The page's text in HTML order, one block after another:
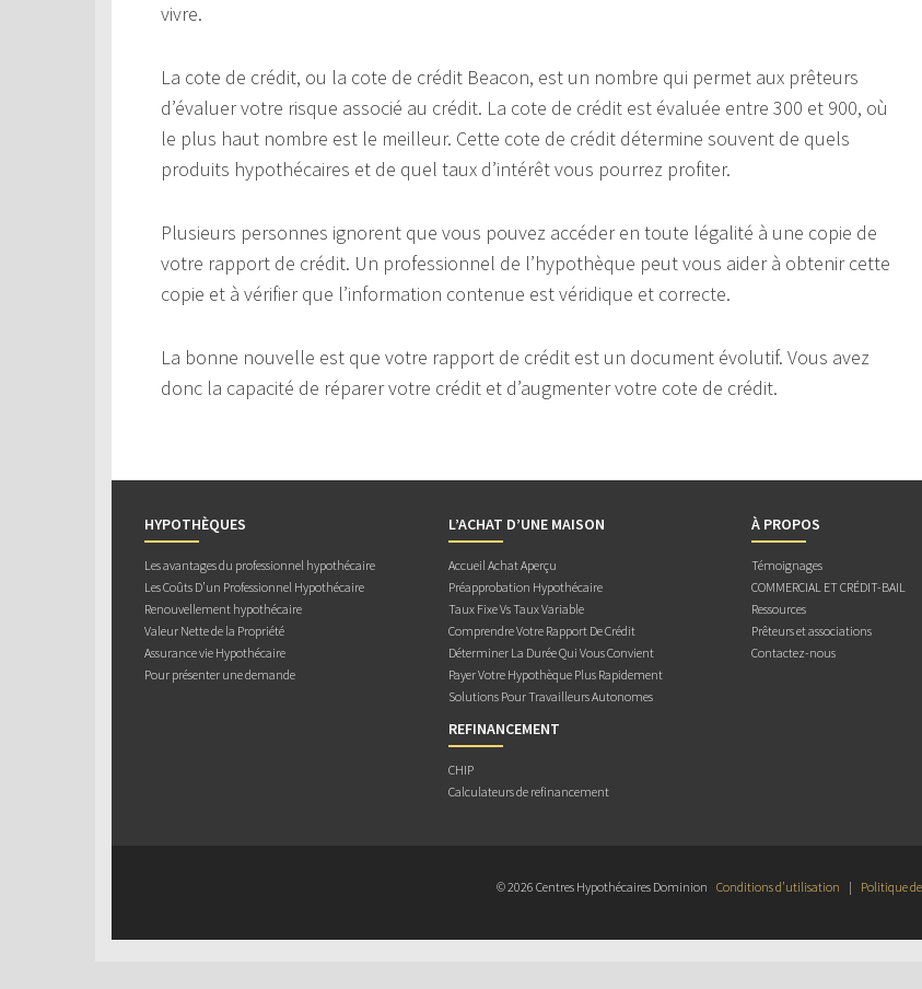
vivre.
La cote de crédit, ou la cote de crédit Beacon, est un nombre qui permet aux prêteurs
d’évaluer votre risque associé au crédit. La cote de crédit est évaluée entre 300 et 900, où
le plus haut nombre est le meilleur. Cette cote de crédit détermine souvent de quels
produits hypothécaires et de quel taux d’intérêt vous pourrez profiter.
Plusieurs personnes ignorent que vous pouvez accéder en toute légalité à une copie de
votre rapport de crédit. Un professionnel de l’hypothèque peut vous aider à obtenir cette
copie et à vérifier que l’information contenue est véridique et correcte.
La bonne nouvelle est que votre rapport de crédit est un document évolutif. Vous avez
donc la capacité de réparer votre crédit et d’augmenter votre cote de crédit.
HYPOTHÈQUES
Les avantages du professionnel hypothécaire
Les Coûts D’un Professionnel Hypothécaire
Renouvellement hypothécaire
Valeur Nette de la Propriété
Assurance vie Hypothécaire
Pour présenter une demande
L’ACHAT D’UNE MAISON
Accueil Achat Aperçu
Préapprobation Hypothécaire
Taux Fixe Vs Taux Variable
Comprendre Votre Rapport De Crédit
Déterminer La Durée Qui Vous Convient
Payer Votre Hypothèque Plus Rapidement
Solutions Pour Travailleurs Autonomes
REFINANCEMENT
CHIP
Calculateurs de refinancement
À PROPOS
Témoignages
COMMERCIAL ET CRÉDIT-BAIL
Ressources
Prêteurs et associations
Contactez-nous
© 2026 Centres Hypothécaires Dominion Conditions d’utilisation | Politique